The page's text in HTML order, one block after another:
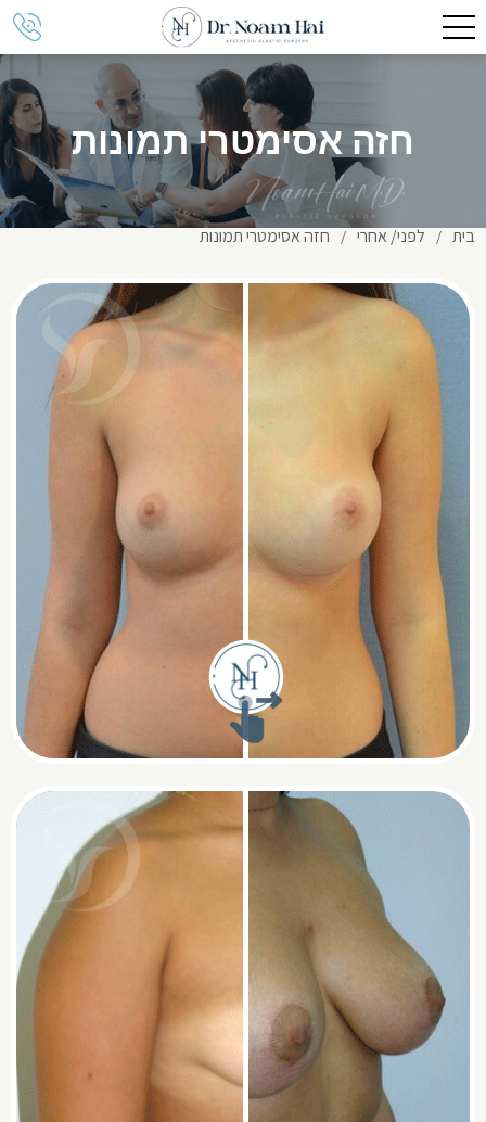
חזה אסימטרי תמונות
בית / לפני/ אחרי / חזה אסימטרי תמונות